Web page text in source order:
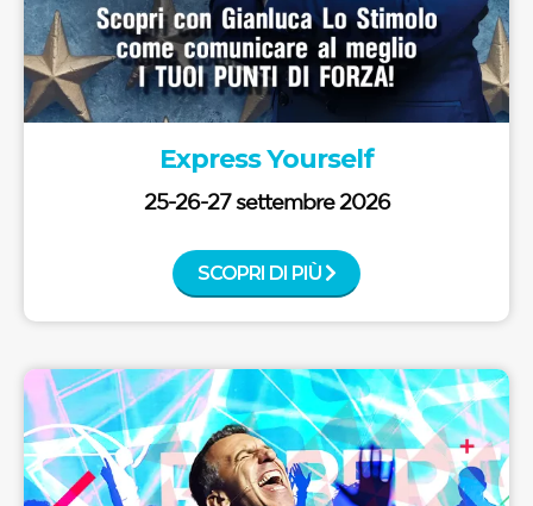
Express Yourself
25-26-27 settembre 2026
SCOPRI DI PIÙ